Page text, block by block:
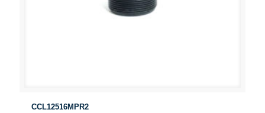
CCL12516MPR2